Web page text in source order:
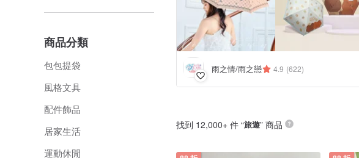
商品分類
包包提袋
風格文具
配件飾品
居家生活
運動休閒
雨之情/雨之戀 4.9 (622)
找到 12,000+ 件 “旅遊” 商品